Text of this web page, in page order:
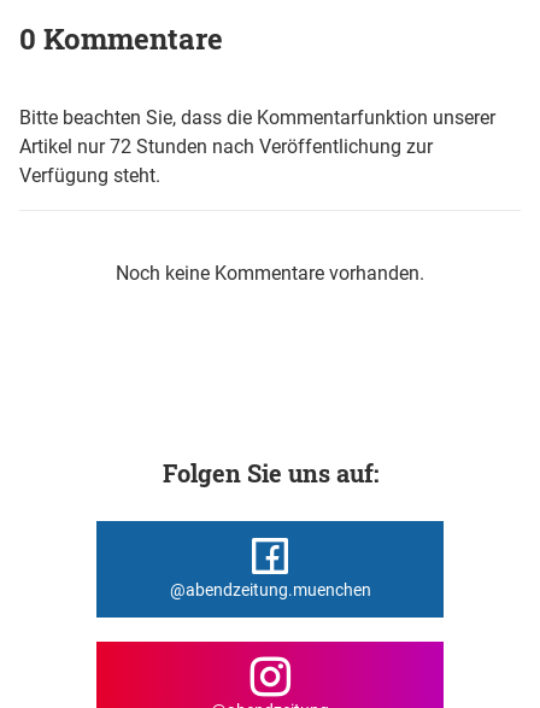
0 Kommentare
Bitte beachten Sie, dass die Kommentarfunktion unserer
Artikel nur 72 Stunden nach Veröffentlichung zur
Verfügung steht.
Noch keine Kommentare vorhanden.
Folgen Sie uns auf:
@abendzeitung.muenchen